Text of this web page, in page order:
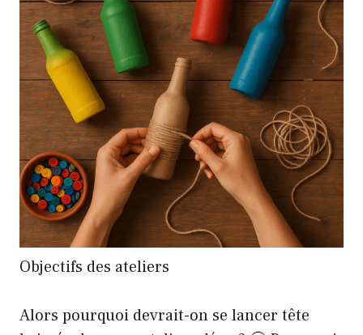
Objectifs des ateliers
Alors pourquoi devrait-on se lancer tête